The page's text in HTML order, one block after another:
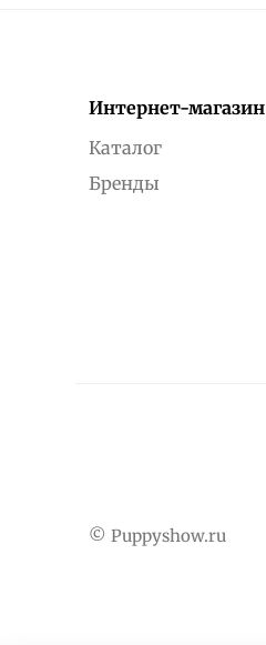
Интернет-магазин
Каталог
Бренды
© Puppyshow.ru